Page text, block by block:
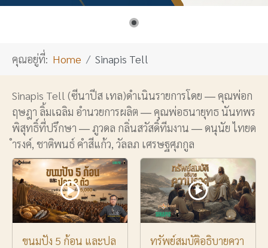
คุณอยู่ที่: Home Sinapis Tell
Sinapis Tell (ซีนาปีส เทล)ดำเนินรายการโดย ― คุณพ่อก
ฤษฎา ลิ้มเฉลิม อำนวยการผลิต ― คุณพ่อธนายุทธ นันทพร
พิสุทธิ์ที่ปรึกษา ― ภูวดล กลิ่นสวัสดิ์ทีมงาน ― ดนุนัย ไทยด
ำรงค์, ชาติพนธ์ คำสีแก้ว, วัลลภ เศรษฐศุภกูล
ขนมปัง 5 ก้อน และปล
ทรัพย์สมบัติอธิบายควา